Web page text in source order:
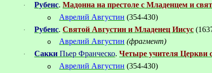
· Рубенс.Мадонна на престоле с Младенцем и
o Аврелий Августин (354-430)
· Рубенс.Святой Августин и Младенец Иисус
o Аврелий Августин (фрагмент)
· Сакки Пьер Франческо.Четыре учителя Церкви
o Аврелий Августин (354-430)